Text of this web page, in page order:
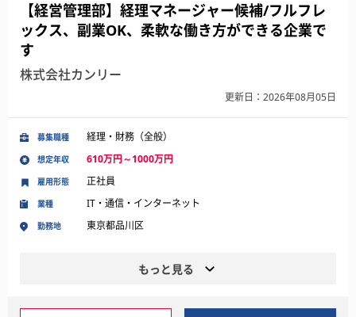
【経営管理部】経理マネージャー候補/フルフレ
ックス、副業OK、柔軟な働き方ができる企業で
す
株式会社カンリー
更新日：2026年08月05日
募集職種 経理・財務（全般）
想定年収 610万円～1000万円
業種 IT・通信・インターネット
勤務地 東京都品川区
雇用形態 正社員
もっと見る